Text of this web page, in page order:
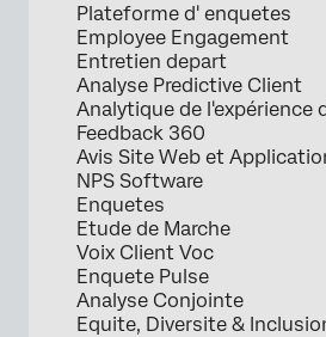
Plateforme d' enquetes
Employee Engagement
Entretien depart
Analyse Predictive Client
Analytique de l'expérience
Feedback 360
Avis Site Web et
NPS Software
Enquetes
Etude de Marche
Voix Client Voc
Enquete Pulse
Analyse Conjointe
Equite, Diversite &